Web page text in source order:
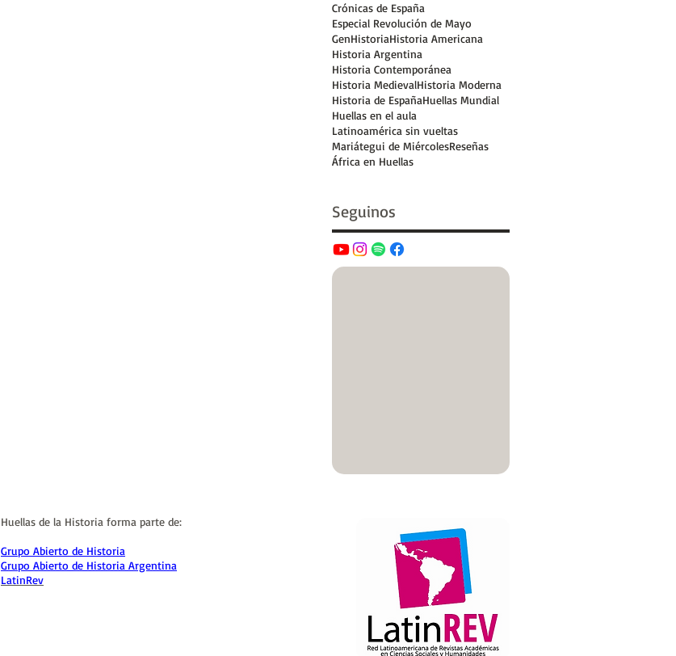
Crónicas de España
Especial Revolución de Mayo
GenHistoriaHistoria Americana
Historia Argentina
Historia Contemporánea
Historia MedievalHistoria Moderna
Historia de EspañaHuellas Mundial
Huellas en el aula
Latinoamérica sin vueltas
Mariátegui de MiércolesReseñas
África en Huellas
Seguinos
Huellas de la Historia forma parte de:
Grupo Abierto de Historia
Grupo Abierto de Historia Argentina
LatinRev